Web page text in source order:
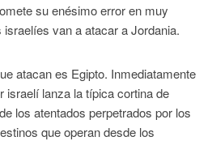
su enésimo error en muy
van a atacar a Jordania.
atacan es Egipto. Inmediatamente
israelí lanza la típica cortina de
los atentados perpetrados por los
que operan desde los